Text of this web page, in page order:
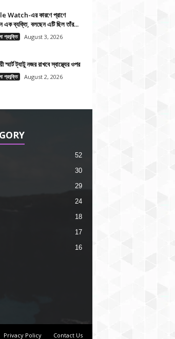
Watch-এর কারণে প্রাণে
এক ব্যক্তি, বলছেন এটি ছিল তাঁর...
প্রযুক্তি August 3, 2026
স্মার্ট ট্যাটু নজর রাখবে স্বাস্থ্যের ওপর
প্রযুক্তি August 2, 2026
52
30
29
24
18
17
16
Privacy Policy Contact Us